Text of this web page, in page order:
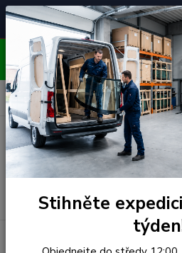
🚘
Čelní skla pro
unikátní vozy
📞
OBJEDNÁVEJTE DO STŘEDY
Stihněte